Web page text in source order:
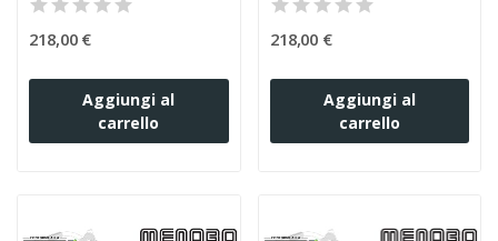
218,00 €
Aggiungi al
carrello
218,00 €
Aggiungi al
carrello